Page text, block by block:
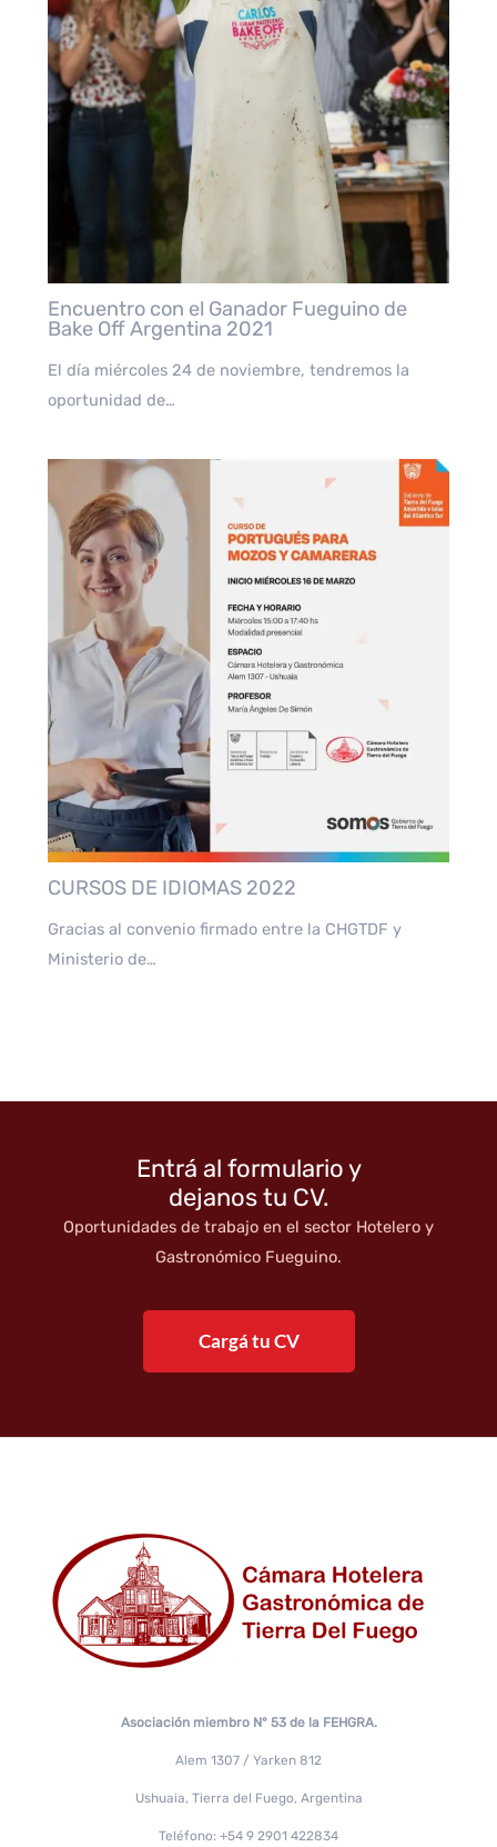
Encuentro con el Ganador Fueguino de
Bake Off Argentina 2021
El día miércoles 24 de noviembre, tendremos la
oportunidad de…
CURSOS DE IDIOMAS 2022
Gracias al convenio firmado entre la CHGTDF y
Ministerio de…
Entrá al formulario y
dejanos tu CV.
Oportunidades de trabajo en el sector Hotelero y
Gastronómico Fueguino.
Cargá tu CV
Asociación miembro N° 53 de la FEHGRA.
Alem 1307 / Yarken 812
Ushuaia, Tierra del Fuego, Argentina
Teléfono: +54 9 2901 422834